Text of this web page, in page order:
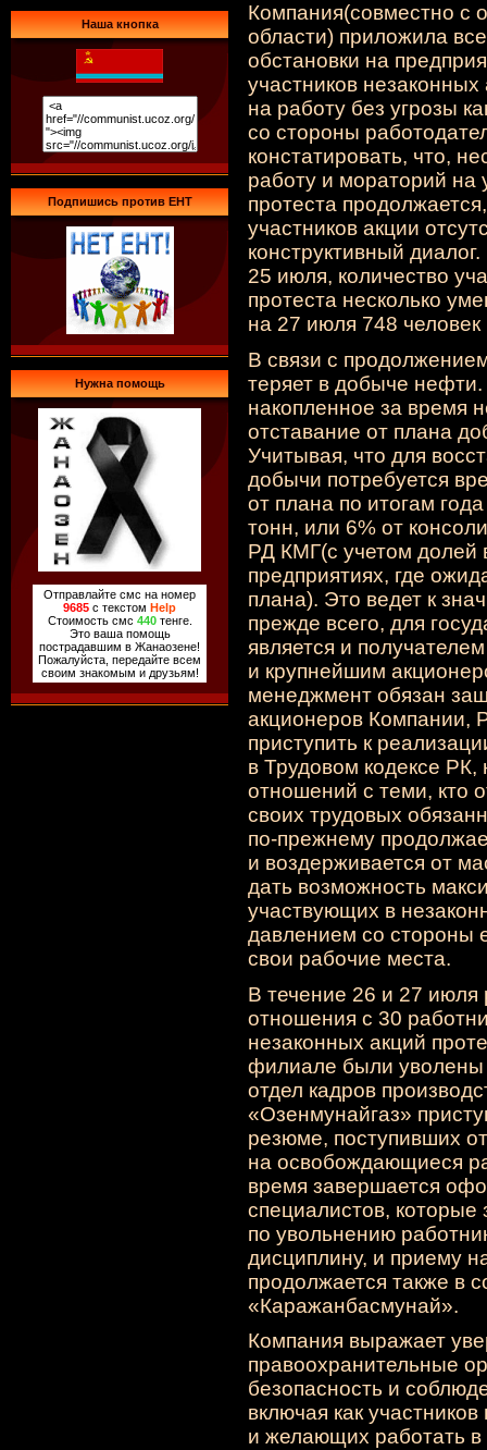
Наша кнопка
Подпишись против ЕНТ
Нужна помощь
Отправлайте смс на номер
9685 с текстом Help
Стоимость смс 440 тенге.
Это ваша помощь
пострадавшим в Жанаозене!
Пожалуйста, передайте всем
своим знакомым и друзьям!
Компания(совместно с
области) приложила
обстановки на
участников
на работу без угрозы
со стороны
констатировать, что,
работу и мораторий на
протеста
участников акции
конструктивный
25 июля, количество
протеста несколько
на 27 июля 748
В связи с
теряет в добыче
накопленное за время
отставание от плана
Учитывая, что для
добычи потребуется
от плана по итогам
тонн, или 6% от
РД КМГ(с учетом долей
предприятиях, где
плана). Это ведет к
прежде всего, для
является и
и крупнейшим
менеджмент обязан
акционеров
приступить к
в Трудовом кодексе
отношений с теми, кто
своих трудовых
по-прежнему
и воздерживается от
дать возможность
участвующих в
давлением со стороны
свои рабочие места.
В течение 26 и 27 июля
отношения с 30
незаконных акций
филиале были уволены
отдел кадров
«Озенмунайгаз»
резюме, поступивших
на освобождающиеся
время завершается
специалистов,
по увольнению
дисциплину, и приему
продолжается также в
«Каражанбасмунай».
Компания выражает
правоохранительные
безопасность и
включая как
и желающих работать